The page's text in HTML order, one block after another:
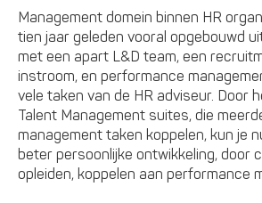
Management domein binnen HR
tien jaar geleden vooral opgebouwd
met een apart L&D team, een
instroom, en performance
vele taken van de HR adviseur. Door
Talent Management suites, die
management taken koppelen, kun je
beter persoonlijke ontwikkeling, door
opleiden, koppelen aan performance